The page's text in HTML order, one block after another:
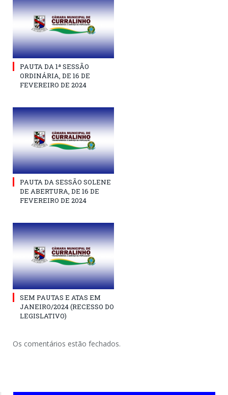
PAUTA DA 1ª SESSÃO
ORDINÁRIA, DE 16 DE
FEVEREIRO DE 2024
PAUTA DA SESSÃO SOLENE
DE ABERTURA, DE 16 DE
FEVEREIRO DE 2024
SEM PAUTAS E ATAS EM
JANEIRO/2024 (RECESSO DO
LEGISLATIVO)
Os comentários estão fechados.